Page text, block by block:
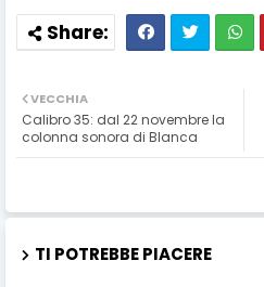
VECCHIA
Calibro 35: dal 22 novembre la
colonna sonora di Blanca
TI POTREBBE PIACERE